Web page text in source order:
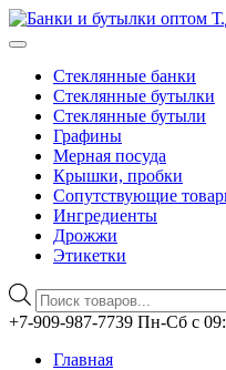
Стеклянные банки
Стеклянные бутылки
Стеклянные бутыли
Графины
Мерная посуда
Крышки, пробки
Сопутствующие
Ингредиенты
Дрожжи
Этикетки
Поиск
товаров
Перейти
содержимому
+7-909-987-7739 Пн-Сб с
Главная